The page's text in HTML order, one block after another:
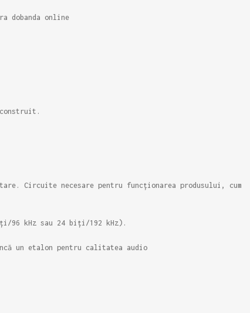
dobanda online
Circuite necesare pentru funcționarea produsului, cum
96 kHz sau 24 biți/192 kHz).
un etalon pentru calitatea audio